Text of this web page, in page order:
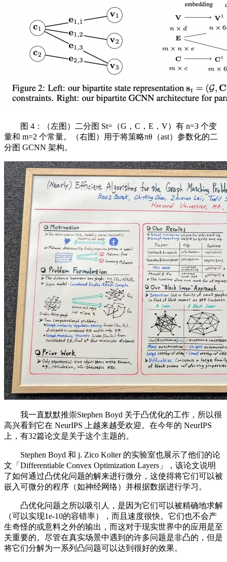
图 4：（左图）二分图 St=（G，C，E，V）有 n=3 个变
量和 m=2 个常量。（右图）用于将策略πθ（ast）参数化的二
分图 GCNN 架构。
我一直默默推崇Stephen Boyd 关于凸优化的工作，所以很
高兴看到它在 NeurIPS 上越来越受欢迎。在今年的 NeurIPS
上，有32篇论文是关于这个主题的。
Stephen Boyd 和 j. Zico Kolter 的实验室也展示了他们的论
文「Differentiable Convex Optimization Layers」，该论文说明
了如何通过凸优化问题的解来进行微分，这使得将它们可以被
嵌入可微分的程序（如神经网络）并根据数据进行学习。
凸优化问题之所以吸引人，是因为它们可以被精确地求解
（可以实现1e-10的容错率），而且速度很快。它们也不会产
生奇怪的或意料之外的输出，而这对于现实世界中的应用是至
关重要的。尽管在真实场景中遇到的许多问题是非凸的，但是
将它们分解为一系列凸问题可以达到很好的效果。